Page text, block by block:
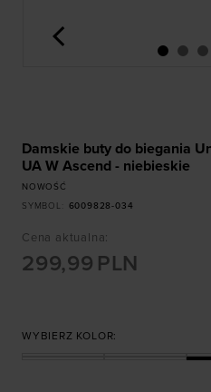
<
Damskie buty do biegania
UA W Ascend - niebieskie
NOWOŚĆ
SYMBOL
6009828-034
Cena aktualna:
299,99 PLN
WYBIERZ KOLOR: